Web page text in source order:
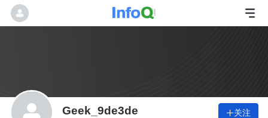
Geek_9de3de 关注